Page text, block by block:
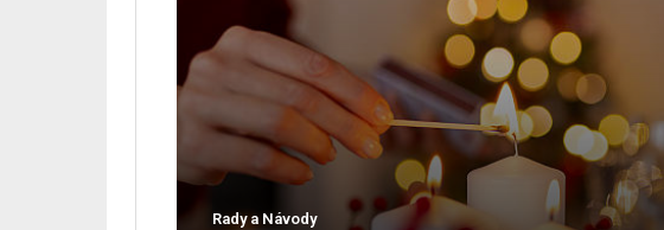
Rady a Návody